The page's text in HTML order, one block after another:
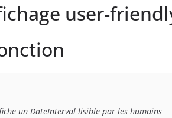
user-
un DateInterval lisible par les humains